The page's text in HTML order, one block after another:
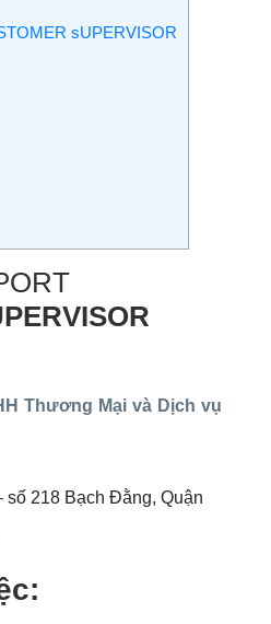
sUPERVISOR
Thương Mại và Dịch vụ
218 Bạch Đằng, Quận